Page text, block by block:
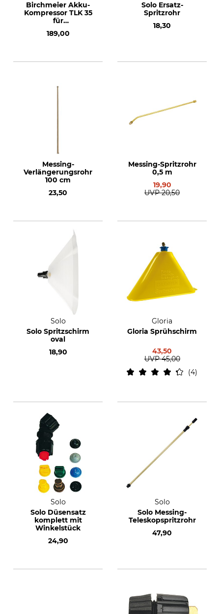
Birchmeier Akku-
Kompressor TLK 35
für
mit CAS-Akku und
189,00
Solo Ersatz-
Spritzrohr
18,30
Messing-
Verlängerungsrohr
100 cm
23,50
Messing-Spritzrohr
0,5 m
19,90
UVP 20,50
Solo
Solo Spritzschirm
oval
18,90
Gloria
Gloria Sprühschirm
43,50
UVP 45,00
4
Solo
Solo Düsensatz
komplett mit
Winkelstück
24,90
Solo
Solo Messing-
Teleskopspritzrohr
47,90